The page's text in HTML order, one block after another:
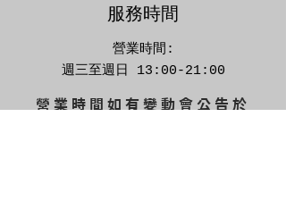
​服務時間
營業時間:
週三至週日 13:00-21:00
營業時間如有變動會公告於